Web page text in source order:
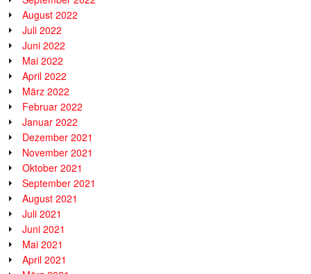
August 2022
Juli 2022
Juni 2022
Mai 2022
April 2022
März 2022
Februar 2022
Januar 2022
Dezember 2021
November 2021
Oktober 2021
September 2021
August 2021
Juli 2021
Juni 2021
Mai 2021
April 2021